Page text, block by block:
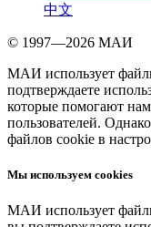
中文
© 1997—2026 МАИ
МАИ использует
подтверждаете
которые помогают нам
пользователей.
файлов cookie в
Мы используем cookies
МАИ использует